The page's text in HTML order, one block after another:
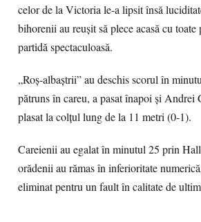
celor de la Victoria le-a lipsit însă
bihorenii au reușit să plece acasă cu
partidă spectaculoasă.
„Roș-albaștrii” au deschis scorul în
pătruns în careu, a pasat înapoi și Andrei
plasat la colțul lung de la 11 metri (0-1).
Careienii au egalat în minutul 25 prin
orădenii au rămas în inferioritate
eliminat pentru un fault în calitate de